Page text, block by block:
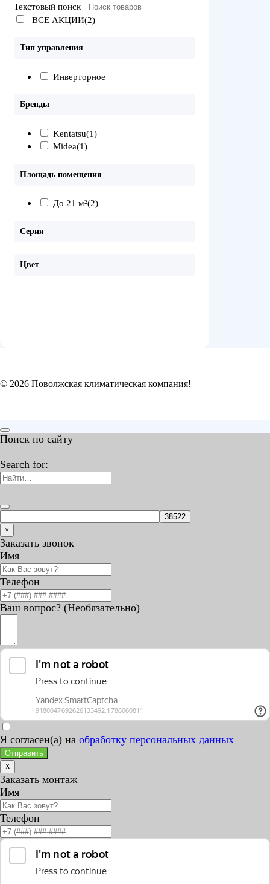
Текстовый поиск
ВСЕ АКЦИИ(2)
Тип управления
Инверторное
Бренды
Kentatsu(1)
Midea(1)
Площадь помещения
До 21 м²(2)
Серия
Цвет
© 2026 Поволжская климатическая компания!
Поиск по сайту
Search for:
×
Заказать звонок
Имя
Телефон
Ваш вопрос? (Необязательно)
Я согласен(а) на обработку персональных данных
Отправить
X
Заказать монтаж
Имя
Телефон